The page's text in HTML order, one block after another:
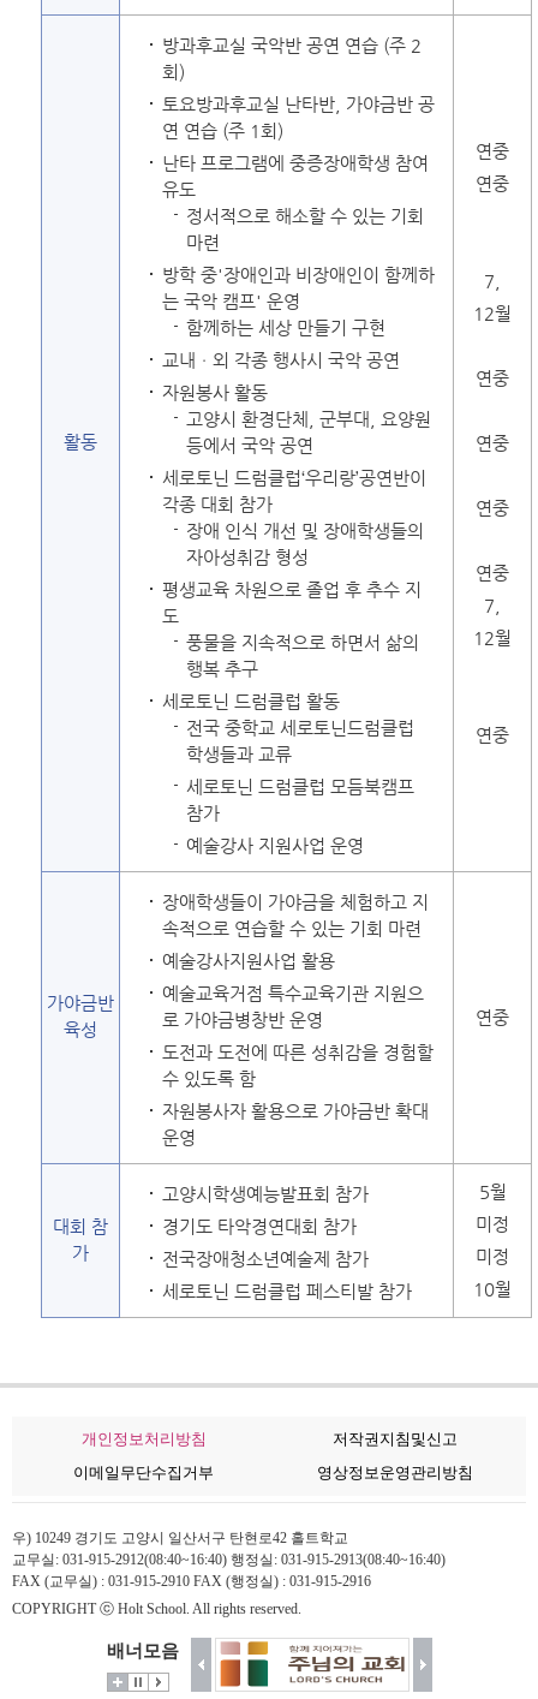
활동
방과후교실 국악반 공연 연습 (주 2
회)
토요방과후교실 난타반, 가야금반 공
연 연습 (주 1회)
난타 프로그램에 중증장애학생 참여
유도
정서적으로 해소할 수 있는 기회
마련
방학 중'장애인과 비장애인이 함께하
는 국악 캠프' 운영
함께하는 세상 만들기 구현
교내ㆍ외 각종 행사시 국악 공연
자원봉사 활동
고양시 환경단체, 군부대, 요양원
등에서 국악 공연
세로토닌 드럼클럽‘우리랑’공연반이
각종 대회 참가
장애 인식 개선 및 장애학생들의
자아성취감 형성
평생교육 차원으로 졸업 후 추수 지
도
풍물을 지속적으로 하면서 삶의
행복 추구
세로토닌 드럼클럽 활동
전국 중학교 세로토닌드럼클럽
학생들과 교류
세로토닌 드럼클럽 모듬북캠프
참가
예술강사 지원사업 운영
연중
연중
7,
12월
연중
연중
연중
연중
7,
12월
연중
가야금반
육성
장애학생들이 가야금을 체험하고 지
속적으로 연습할 수 있는 기회 마련
예술강사지원사업 활용
예술교육거점 특수교육기관 지원으
로 가야금병창반 운영
도전과 도전에 따른 성취감을 경험할
수 있도록 함
자원봉사자 활용으로 가야금반 확대
운영
연중
대회 참
가
고양시학생예능발표회 참가
경기도 타악경연대회 참가
전국장애청소년예술제 참가
세로토닌 드럼클럽 페스티발 참가
5월
미정
미정
10월
개인정보처리방침
저작권지침및신고
이메일무단수집거부
영상정보운영관리방침
우) 10249 경기도 고양시 일산서구 탄현로42 홀트학교
교무실: 031-915-2912(08:40~16:40) 행정실: 031-915-2913(08:40~16:40)
FAX (교무실) : 031-915-2910 FAX (행정실) : 031-915-2916
COPYRIGHT ⓒ Holt School. All rights reserved.
배너모음